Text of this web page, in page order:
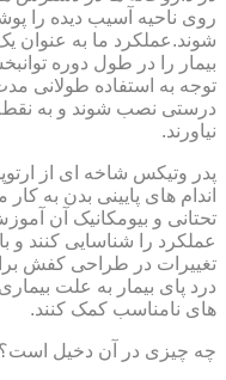
روی ناحیه آسیب دیده
شوند.عملکرد ما به عنوان
بیمار را در طول دوره
توجه به استفاده طولانی
درستی نصب شوند و به نقطه
نیاورند.
پدر وتیکس شاخه ای از
اندام های پایینی بدن به
تحتانی و بیومکانیک آن
عملکرد را شناسایی کنند
تغییرات در طراحی کفش
درد پای بیمار به علت
های نامناسب کمک کنند.
چه چیزی در آن دخیل است؟